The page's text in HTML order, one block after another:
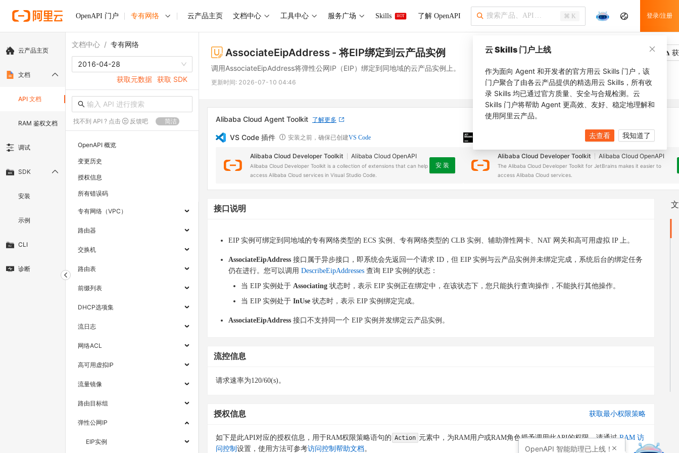
OpenAPI 门户 专有网络 云产品主页 文档中心 工具中心 服务广场 Skills HOT 了解 OpenAPI ⌘ K 登录/注册
云产品主页
文档
API 文档
RAM 鉴权文档
调试
SDK
安装
示例
CLI
诊断
文档中心 / 专有网络
2016-04-28
获取元数据 获取 SDK
找不到 API ? 点击 反馈吧 简洁
OpenAPI 概览
变更历史
授权信息
所有错误码
专有网络（VPC）
路由器
交换机
路由表
前缀列表
DHCP选项集
流日志
网络ACL
高可用虚拟IP
流量镜像
路由目标组
弹性公网IP
EIP实例
AssociateEipAddress - 将EIP绑定到云产品实例
调用AssociateEipAddress将弹性公网IP（EIP）绑定到同地域的云产品实例上。
更新时间: 2026-07-10 04:46
Alibaba Cloud Agent Toolkit 了解更多
VS Code 插件 安装之前，确保已创建VS Code
Alibaba Cloud Developer Toolkit Alibaba Cloud OpenAPI
Alibaba Cloud Developer Toolkit is a collection of extensions that can help
access Alibaba Cloud services in Visual Studio Code.
安 装
安装之前，确保已创建JetBrains IDE
Alibaba Cloud Developer Toolkit Alibaba Cloud OpenAPI
The Alibaba Cloud Developer Toolkit for JetBrains makes it easier to
access Alibaba Cloud services.
接口说明
EIP 实例可绑定到同地域的专有网络类型的 ECS 实例、专有网络类型的 CLB 实例、辅助弹性网卡、NAT 网关和高可用虚拟 IP 上。
AssociateEipAddress 接口属于异步接口，即系统会先返回一个请求 ID，但 EIP 实例与云产品实例并未绑定完成，系统后台的绑定任务
仍在进行。您可以调用 DescribeEipAddresses 查询 EIP 实例的状态：
当 EIP 实例处于 Associating 状态时，表示 EIP 实例正在绑定中，在该状态下，您只能执行查询操作，不能执行其他操作。
当 EIP 实例处于 InUse 状态时，表示 EIP 实例绑定完成。
AssociateEipAddress 接口不支持同一个 EIP 实例并发绑定云产品实例。
流控信息
请求速率为120/60(s)。
授权信息 获取最小权限策略
如下是此API对应的授权信息，用于RAM权限策略语句的 Action 元素中，为RAM用户或RAM角色授予调用此API的权限。请通过RAM 访
问控制 设置，使用方法可参考访问控制帮助文档。
云 Skills 门户上线
作为面向 Agent 和开发者的官方用云 Skills 门户，该
门户聚合了由各云产品提供的精选用云 Skills，所有收
录 Skills 均已通过官方质量、安全与合规检测。云
Skills 门户将帮助 Agent 更高效、友好、稳定地理解和
使用阿里云产品。
去查看 我知道了
OpenAPI 智能助理已上线！